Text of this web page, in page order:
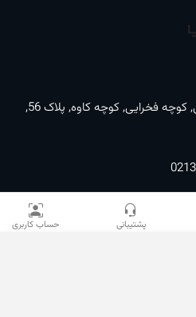
پشتیبانی حساب کاربری
تهران, خیابان سعدی جنوبی, کوچه فخرایی, کوچه کاوه, پلاک 56,